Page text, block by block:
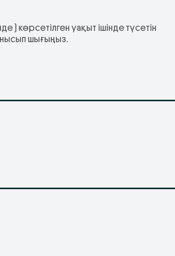
) көрсетілген уақыт ішінде түсетін
шығыңыз.